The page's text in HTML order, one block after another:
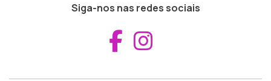
Siga-nos nas redes sociais
Aceder ao